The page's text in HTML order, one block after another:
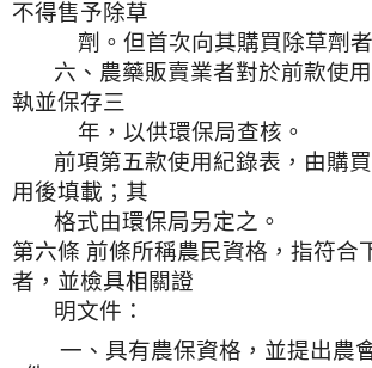
不得售予除草
劑。但首次向其購買除草劑
六、農藥販賣業者對於前款使
執並保存三
年，以供環保局查核。
前項第五款使用紀錄表，由購
用後填載；其
格式由環保局另定之。
第六條 前條所稱農民資格，指符合
者，並檢具相關證
明文件：
一、具有農保資格，並提出農